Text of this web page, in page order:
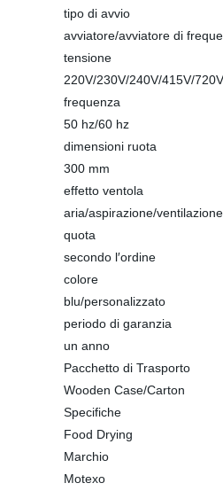
tipo di avvio
avviatore/avviatore di
tensione
220V/230V/240V/415V/
frequenza
50 hz/60 hz
dimensioni ruota
300 mm
effetto ventola
aria/aspirazione/
quota
secondo l′ordine
colore
blu/personalizzato
periodo di garanzia
un anno
Pacchetto di Trasporto
Wooden Case/Carton
Specifiche
Food Drying
Marchio
Motexo